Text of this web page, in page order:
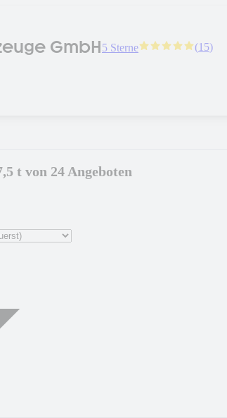
GmbH5 Sterne (15)
t von 24 Angeboten